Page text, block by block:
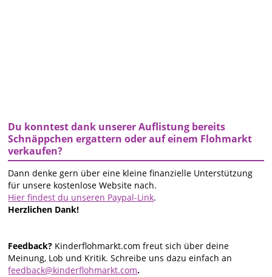
Du konntest dank unserer Auflistung bereits
Schnäppchen ergattern oder auf einem Flohmarkt
verkaufen?
Dann denke gern über eine kleine finanzielle Unterstützung
für unsere kostenlose Website nach.
Hier findest du unseren Paypal-Link.
Herzlichen Dank!
Feedback? Kinderflohmarkt.com freut sich über deine
Meinung, Lob und Kritik. Schreibe uns dazu einfach an
feedback@kinderflohmarkt.com.